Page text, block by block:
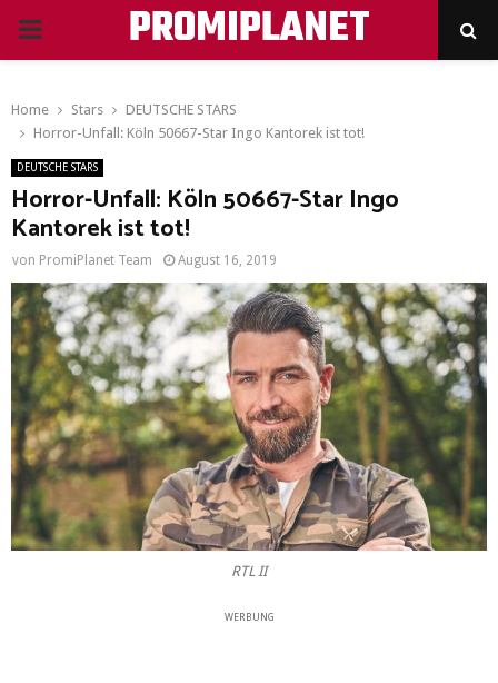
PRIMARY
PROMIPLANET
Home Stars
DEUTSCHE STARS
Horror-Unfall: Köln 50667-Star Ingo Kantorek ist tot!
DEUTSCHE STARS
Horror-Unfall: Köln 50667-Star Ingo
Kantorek ist tot!
von PromiPlanet Team August 16, 2019
RTL II
WERBUNG